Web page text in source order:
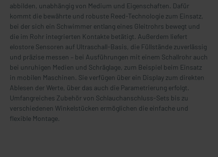
abbilden, unabhängig von Medium und Eigenschaften. Dafür
kommt die bewährte und robuste Reed-Technologie zum Einsatz,
bei der sich ein Schwimmer entlang eines Gleitrohrs bewegt und
die im Rohr integrierten Kontakte betätigt. Außerdem liefert
elostore Sensoren auf Ultraschall-Basis, die Füllstände zuverlässig
und präzise messen – bei Ausführungen mit einem Schallrohr auch
bei unruhigen Medien und Schräglage, zum Beispiel beim Einsatz
in mobilen Maschinen. Sie verfügen über ein Display zum direkten
Ablesen der Werte, über das auch die Parametrierung erfolgt.
Umfangreiches Zubehör von Schlauchanschluss-Sets bis zu
verschiedenen Winkelstücken ermöglichen die einfache und
flexible Montage.